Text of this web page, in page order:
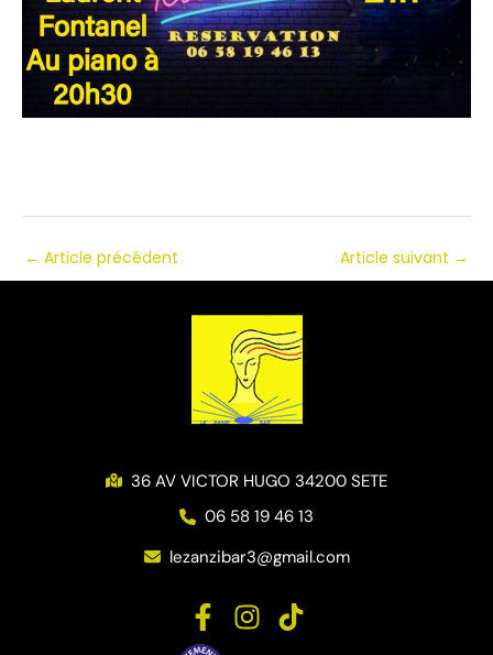
← Article précédent Article suivant →
36 AV VICTOR HUGO 34200 SETE
06 58 19 46 13
lezanzibar3@gmail.com